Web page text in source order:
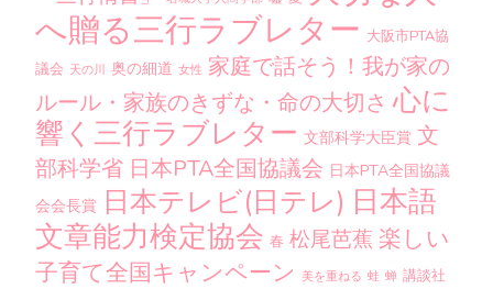
へ贈る三行ラブレター 大阪市PTA協
議会 天の川 奥の細道 女性 家庭で話そう！我が家の
ルール・家族のきずな・命の大切さ 心に
響く三行ラブレター 文部科学大臣賞 文
部科学省 日本PTA全国協議会 日本PTA全国協議
会会長賞 日本テレビ(日テレ) 日本語
文章能力検定協会 春 松尾芭蕉 楽しい
子育て全国キャンペーン 美を重ねる 蛙 蝉 講談社